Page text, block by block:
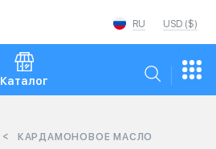
USD ($)
RU
Каталог
КАРДАМОНОВОЕ МАСЛО